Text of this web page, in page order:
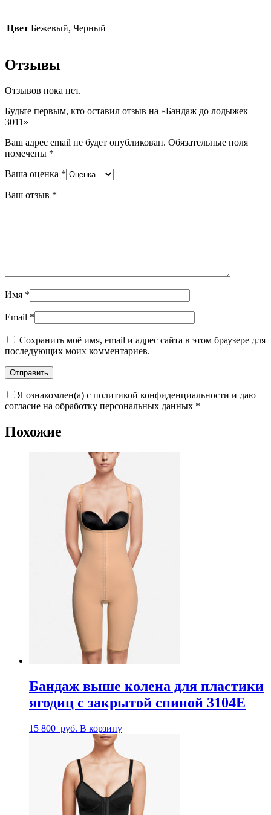
Цвет Бежевый, Черный
Отзывы
Отзывов пока нет.
Будьте первым, кто оставил отзыв на «Бандаж до лодыжек
3011»
Ваш адрес email не будет опубликован. Обязательные поля
помечены *
Ваша оценка *
Ваш отзыв *
Имя *
Email *
Сохранить моё имя, email и адрес сайта в этом браузере для
последующих моих комментариев.
Я ознакомлен(а) с политикой конфиденциальности и даю
согласие на обработку персональных данных *
Похожие
Бандаж выше колена для пластики
ягодиц с закрытой спиной 3104E
15 800 руб. В корзину